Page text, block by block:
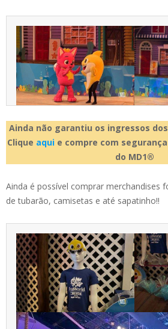
Ainda não garantiu os ingressos
Clique aqui e compre com
do MD1®
Ainda é possível comprar merchandises
de tubarão, camisetas e até sapatinho!!